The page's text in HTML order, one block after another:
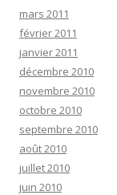
mars 2011
février 2011
janvier 2011
décembre 2010
novembre 2010
octobre 2010
septembre 2010
août 2010
juillet 2010
juin 2010